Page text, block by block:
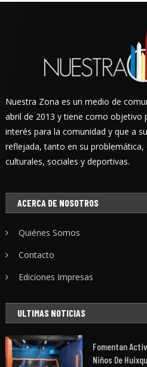
Nuestra Zona es un medio de
abril de 2013 y tiene como objetivo
interés para la comunidad y que a
reflejada, tanto en su problemática,
culturales, sociales y deportivas.
ACERCA DE NOSOTROS
Quiénes Somos
Contacto
Ediciones Impresas
ULTIMAS NOTICIAS
Fomentan
Niños De